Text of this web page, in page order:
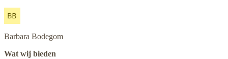
Barbara Bodegom
Wat wij bieden